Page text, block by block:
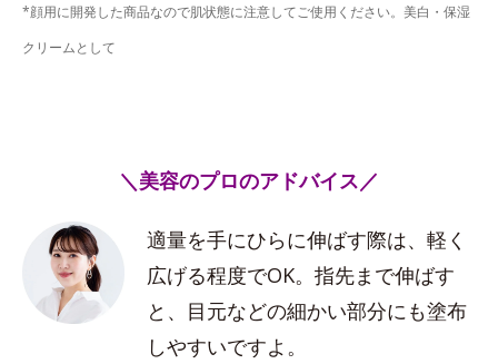
*顔用に開発した商品なので肌状態に注意してご使用ください。美白・保湿
クリームとして
＼美容のプロのアドバイス／
適量を手にひらに伸ばす際は、軽く
広げる程度でOK。指先まで伸ばす
と、目元などの細かい部分にも塗布
しやすいですよ。